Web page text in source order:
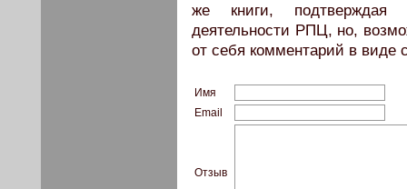
же книги, подтверждая
деятельности РПЦ, но,
от себя комментарий в виде
Имя
Email
Отзыв